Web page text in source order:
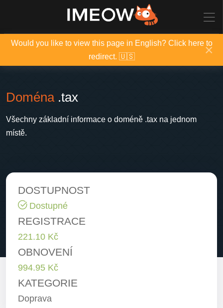
Would you like to view this page in English? Click here to
redirect. 🇺🇸
×
Doména.tax
Všechny základní informace o doméně .tax na jednom
místě.
DOSTUPNOST
Dostupné
REGISTRACE
221.10 Kč
OBNOVENÍ
994.95 Kč
KATEGORIE
Doprava